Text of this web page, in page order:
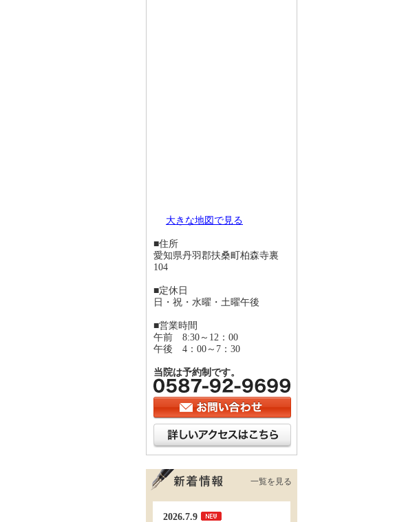
大きな地図で見る
■住所
愛知県丹羽郡扶桑町柏森寺裏
104
■定休日
日・祝・水曜・土曜午後
■営業時間
午前 8:30～12：00
午後 4：00～7：30
当院は予約制です。
一覧を見る
2026.7.9